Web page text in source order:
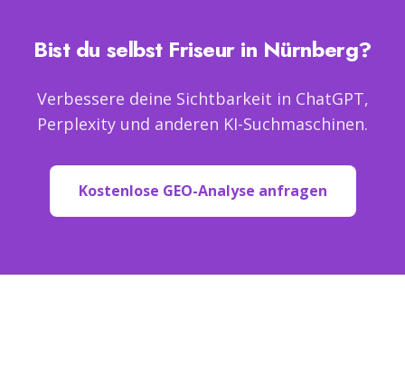
Bist du selbst Friseurin Nürnberg?
Verbessere deine Sichtbarkeit in ChatGPT,
Perplexity und anderen KI-Suchmaschinen.
Kostenlose GEO-Analyse anfragen